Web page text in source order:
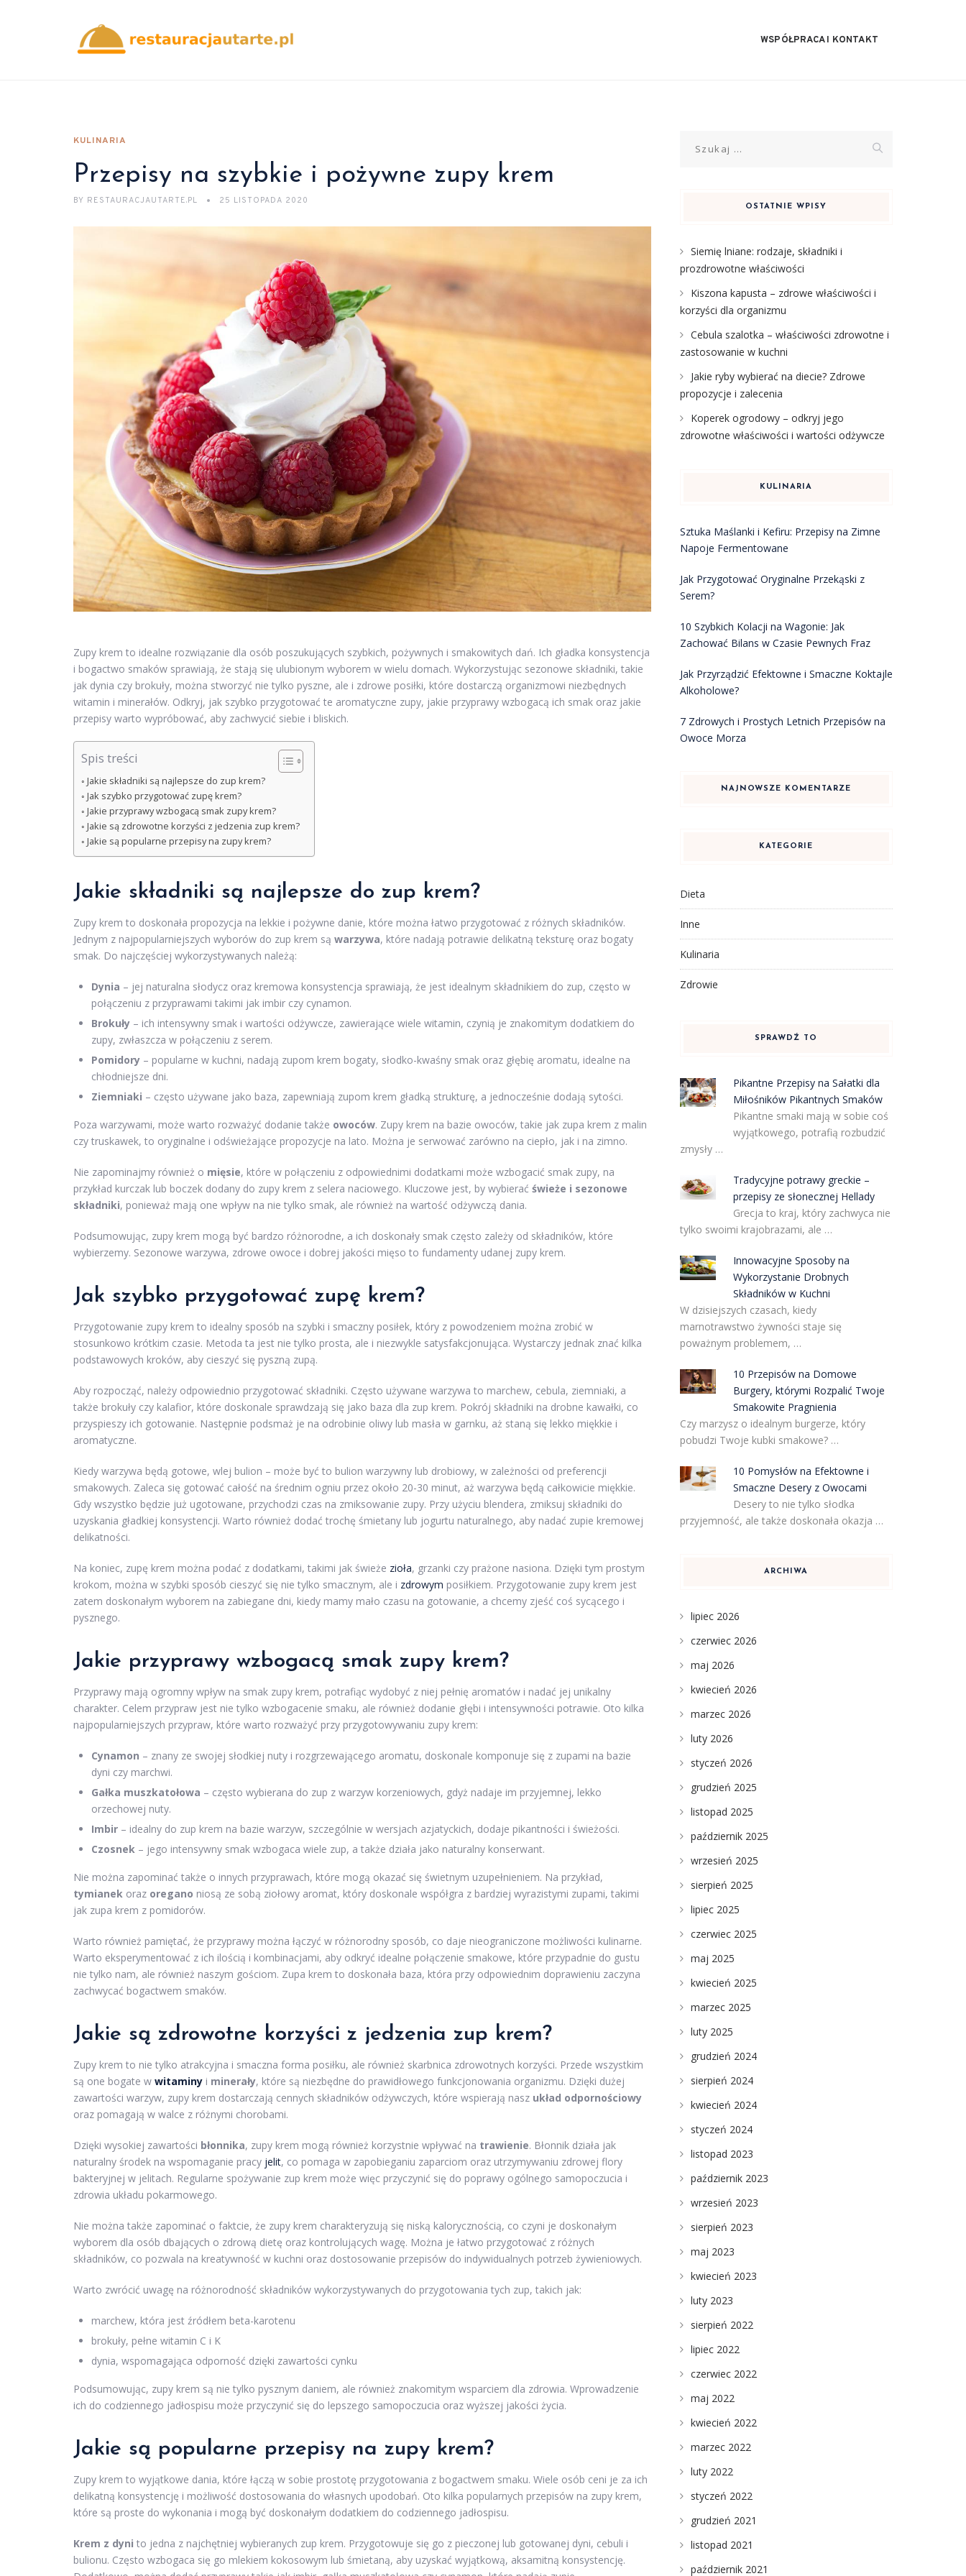
WSPÓŁPRACA I KONTAKT
KULINARIA
Przepisy na szybkie i pożywne zupy krem
BY RESTAURACJAUTARTE.PL 25 LISTOPADA 2020
Zupy krem to idealne rozwiązanie dla osób poszukujących szybkich, pożywnych i smakowitych dań. Ich gładka konsystencja
i bogactwo smaków sprawiają, że stają się ulubionym wyborem w wielu domach. Wykorzystując sezonowe składniki, takie
jak dynia czy brokuły, można stworzyć nie tylko pyszne, ale i zdrowe posiłki, które dostarczą organizmowi niezbędnych
witamin i minerałów. Odkryj, jak szybko przygotować te aromatyczne zupy, jakie przyprawy wzbogacą ich smak oraz jakie
przepisy warto wypróbować, aby zachwycić siebie i bliskich.
Spis treści
Jakie składniki są najlepsze do zup krem?
Jak szybko przygotować zupę krem?
Jakie przyprawy wzbogacą smak zupy krem?
Jakie są zdrowotne korzyści z jedzenia zup krem?
Jakie są popularne przepisy na zupy krem?
Jakie składniki są najlepsze do zup krem?
Zupy krem to doskonała propozycja na lekkie i pożywne danie, które można łatwo przygotować z różnych składników.
Jednym z najpopularniejszych wyborów do zup krem są warzywa, które nadają potrawie delikatną teksturę oraz bogaty
smak. Do najczęściej wykorzystywanych należą:
Dynia – jej naturalna słodycz oraz kremowa konsystencja sprawiają, że jest idealnym składnikiem do zup, często w
połączeniu z przyprawami takimi jak imbir czy cynamon.
Brokuły – ich intensywny smak i wartości odżywcze, zawierające wiele witamin, czynią je znakomitym dodatkiem do
zupy, zwłaszcza w połączeniu z serem.
Pomidory – popularne w kuchni, nadają zupom krem bogaty, słodko-kwaśny smak oraz głębię aromatu, idealne na
chłodniejsze dni.
Ziemniaki – często używane jako baza, zapewniają zupom krem gładką strukturę, a jednocześnie dodają sytości.
Poza warzywami, może warto rozważyć dodanie także owoców. Zupy krem na bazie owoców, takie jak zupa krem z malin
czy truskawek, to oryginalne i odświeżające propozycje na lato. Można je serwować zarówno na ciepło, jak i na zimno.
Nie zapominajmy również o mięsie, które w połączeniu z odpowiednimi dodatkami może wzbogacić smak zupy, na
przykład kurczak lub boczek dodany do zupy krem z selera naciowego. Kluczowe jest, by wybierać świeże i sezonowe
składniki, ponieważ mają one wpływ na nie tylko smak, ale również na wartość odżywczą dania.
Podsumowując, zupy krem mogą być bardzo różnorodne, a ich doskonały smak często zależy od składników, które
wybierzemy. Sezonowe warzywa, zdrowe owoce i dobrej jakości mięso to fundamenty udanej zupy krem.
Jak szybko przygotować zupę krem?
Przygotowanie zupy krem to idealny sposób na szybki i smaczny posiłek, który z powodzeniem można zrobić w
stosunkowo krótkim czasie. Metoda ta jest nie tylko prosta, ale i niezwykle satysfakcjonująca. Wystarczy jednak znać kilka
podstawowych kroków, aby cieszyć się pyszną zupą.
Aby rozpocząć, należy odpowiednio przygotować składniki. Często używane warzywa to marchew, cebula, ziemniaki, a
także brokuły czy kalafior, które doskonale sprawdzają się jako baza dla zup krem. Pokrój składniki na drobne kawałki, co
przyspieszy ich gotowanie. Następnie podsmaż je na odrobinie oliwy lub masła w garnku, aż staną się lekko miękkie i
aromatyczne.
Kiedy warzywa będą gotowe, wlej bulion – może być to bulion warzywny lub drobiowy, w zależności od preferencji
smakowych. Zaleca się gotować całość na średnim ogniu przez około 20-30 minut, aż warzywa będą całkowicie miękkie.
Gdy wszystko będzie już ugotowane, przychodzi czas na zmiksowanie zupy. Przy użyciu blendera, zmiksuj składniki do
uzyskania gładkiej konsystencji. Warto również dodać trochę śmietany lub jogurtu naturalnego, aby nadać zupie kremowej
delikatności.
Na koniec, zupę krem można podać z dodatkami, takimi jak świeże zioła, grzanki czy prażone nasiona. Dzięki tym prostym
krokom, można w szybki sposób cieszyć się nie tylko smacznym, ale i zdrowym posiłkiem. Przygotowanie zupy krem jest
zatem doskonałym wyborem na zabiegane dni, kiedy mamy mało czasu na gotowanie, a chcemy zjeść coś sycącego i
pysznego.
Jakie przyprawy wzbogacą smak zupy krem?
Przyprawy mają ogromny wpływ na smak zupy krem, potrafiąc wydobyć z niej pełnię aromatów i nadać jej unikalny
charakter. Celem przypraw jest nie tylko wzbogacenie smaku, ale również dodanie głębi i intensywności potrawie. Oto kilka
najpopularniejszych przypraw, które warto rozważyć przy przygotowywaniu zupy krem:
Cynamon – znany ze swojej słodkiej nuty i rozgrzewającego aromatu, doskonale komponuje się z zupami na bazie
dyni czy marchwi.
Gałka muszkatołowa – często wybierana do zup z warzyw korzeniowych, gdyż nadaje im przyjemnej, lekko
orzechowej nuty.
Imbir – idealny do zup krem na bazie warzyw, szczególnie w wersjach azjatyckich, dodaje pikantności i świeżości.
Czosnek – jego intensywny smak wzbogaca wiele zup, a także działa jako naturalny konserwant.
Nie można zapominać także o innych przyprawach, które mogą okazać się świetnym uzupełnieniem. Na przykład,
tymianek oraz oregano niosą ze sobą ziołowy aromat, który doskonale współgra z bardziej wyrazistymi zupami, takimi
jak zupa krem z pomidorów.
Warto również pamiętać, że przyprawy można łączyć w różnorodny sposób, co daje nieograniczone możliwości kulinarne.
Warto eksperymentować z ich ilością i kombinacjami, aby odkryć idealne połączenie smakowe, które przypadnie do gustu
nie tylko nam, ale również naszym gościom. Zupa krem to doskonała baza, która przy odpowiednim doprawieniu zaczyna
zachwycać bogactwem smaków.
Jakie są zdrowotne korzyści z jedzenia zup krem?
Zupy krem to nie tylko atrakcyjna i smaczna forma posiłku, ale również skarbnica zdrowotnych korzyści. Przede wszystkim
są one bogate w witaminy i minerały, które są niezbędne do prawidłowego funkcjonowania organizmu. Dzięki dużej
zawartości warzyw, zupy krem dostarczają cennych składników odżywczych, które wspierają nasz układ odpornościowy
oraz pomagają w walce z różnymi chorobami.
Dzięki wysokiej zawartości błonnika, zupy krem mogą również korzystnie wpływać na trawienie. Błonnik działa jak
naturalny środek na wspomaganie pracy jelit, co pomaga w zapobieganiu zaparciom oraz utrzymywaniu zdrowej flory
bakteryjnej w jelitach. Regularne spożywanie zup krem może więc przyczynić się do poprawy ogólnego samopoczucia i
zdrowia układu pokarmowego.
Nie można także zapominać o faktcie, że zupy krem charakteryzują się niską kalorycznością, co czyni je doskonałym
wyborem dla osób dbających o zdrową dietę oraz kontrolujących wagę. Można je łatwo przygotować z różnych
składników, co pozwala na kreatywność w kuchni oraz dostosowanie przepisów do indywidualnych potrzeb żywieniowych.
Warto zwrócić uwagę na różnorodność składników wykorzystywanych do przygotowania tych zup, takich jak:
marchew, która jest źródłem beta-karotenu
brokuły, pełne witamin C i K
dynia, wspomagająca odporność dzięki zawartości cynku
Podsumowując, zupy krem są nie tylko pysznym daniem, ale również znakomitym wsparciem dla zdrowia. Wprowadzenie
ich do codziennego jadłospisu może przyczynić się do lepszego samopoczucia oraz wyższej jakości życia.
Jakie są popularne przepisy na zupy krem?
Zupy krem to wyjątkowe dania, które łączą w sobie prostotę przygotowania z bogactwem smaku. Wiele osób ceni je za ich
delikatną konsystencję i możliwość dostosowania do własnych upodobań. Oto kilka popularnych przepisów na zupy krem,
które są proste do wykonania i mogą być doskonałym dodatkiem do codziennego jadłospisu.
Krem z dyni to jedna z najchętniej wybieranych zup krem. Przygotowuje się go z pieczonej lub gotowanej dyni, cebuli i
bulionu. Często wzbogaca się go mlekiem kokosowym lub śmietaną, aby uzyskać wyjątkową, aksamitną konsystencję.
OSTATNIE WPISY
Siemię lniane: rodzaje, składniki i
prozdrowotne właściwości
Kiszona kapusta – zdrowe właściwości i
korzyści dla organizmu
Cebula szalotka – właściwości zdrowotne i
zastosowanie w kuchni
Jakie ryby wybierać na diecie? Zdrowe
propozycje i zalecenia
Koperek ogrodowy – odkryj jego
zdrowotne właściwości i wartości odżywcze
KULINARIA
Sztuka Maślanki i Kefiru: Przepisy na Zimne
Napoje Fermentowane
Jak Przygotować Oryginalne Przekąski z
Serem?
10 Szybkich Kolacji na Wagonie: Jak
Zachować Bilans w Czasie Pewnych Fraz
Jak Przyrządzić Efektowne i Smaczne Koktajle
Alkoholowe?
7 Zdrowych i Prostych Letnich Przepisów na
Owoce Morza
NAJNOWSZE KOMENTARZE
KATEGORIE
Dieta
Inne
Kulinaria
Zdrowie
SPRAWDŹ TO
Pikantne Przepisy na Sałatki dla
Miłośników Pikantnych Smaków
Pikantne smaki mają w sobie coś
wyjątkowego, potrafią rozbudzić
zmysły …
Tradycyjne potrawy greckie –
przepisy ze słonecznej Hellady
Grecja to kraj, który zachwyca nie
tylko swoimi krajobrazami, ale …
Innowacyjne Sposoby na
Wykorzystanie Drobnych
Składników w Kuchni
W dzisiejszych czasach, kiedy
marnotrawstwo żywności staje się
poważnym problemem, …
10 Przepisów na Domowe
Burgery, którymi Rozpalić Twoje
Smakowite Pragnienia
Czy marzysz o idealnym burgerze, który
pobudzi Twoje kubki smakowe? …
10 Pomysłów na Efektowne i
Smaczne Desery z Owocami
Desery to nie tylko słodka
przyjemność, ale także doskonała okazja …
ARCHIWA
lipiec 2026
czerwiec 2026
maj 2026
kwiecień 2026
marzec 2026
luty 2026
styczeń 2026
grudzień 2025
listopad 2025
październik 2025
wrzesień 2025
sierpień 2025
lipiec 2025
czerwiec 2025
maj 2025
kwiecień 2025
marzec 2025
luty 2025
grudzień 2024
sierpień 2024
kwiecień 2024
styczeń 2024
listopad 2023
październik 2023
wrzesień 2023
sierpień 2023
maj 2023
kwiecień 2023
luty 2023
sierpień 2022
lipiec 2022
czerwiec 2022
maj 2022
kwiecień 2022
marzec 2022
luty 2022
styczeń 2022
grudzień 2021
listopad 2021
październik 2021